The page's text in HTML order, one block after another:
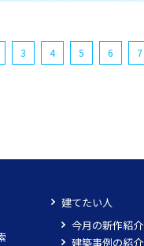
3 4 5 6 7
建てたい人
今月の新作紹介
建築事例の紹介